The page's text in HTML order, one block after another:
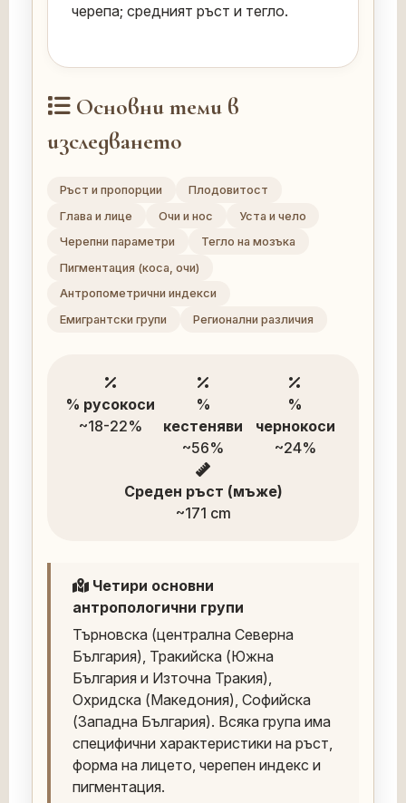
черепа; средният ръст и тегло.
Основни теми в
изследването
Ръст и пропорции
Плодовитост
Глава и лице
Очи и нос
Уста и чело
Черепни параметри
Тегло на мозъка
Пигментация (коса, очи)
Антропометрични индекси
Емигрантски групи
Регионални различия
% русокоси
~18-22%
%
кестеняви
~56%
%
чернокоси
~24%
Среден ръст (мъже)
~171 cm
Четири основни
антропологични групи
Търновска (централна Северна
България), Тракийска (Южна
България и Източна Тракия),
Охридска (Македония), Софийска
(Западна България). Всяка група има
специфични характеристики на ръст,
форма на лицето, черепен индекс и
пигментация.